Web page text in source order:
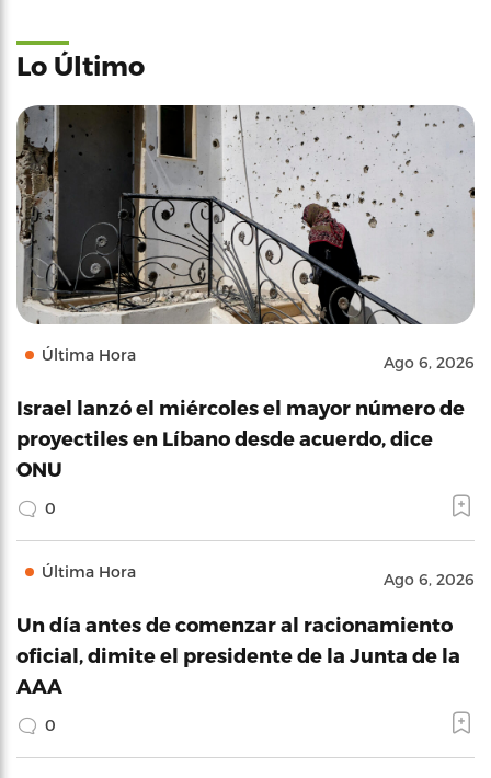
Lo Último
Última Hora Ago 6, 2026
Israel lanzó el miércoles el mayor número de
proyectiles en Líbano desde acuerdo, dice
ONU
0
Última Hora Ago 6, 2026
Un día antes de comenzar al racionamiento
oficial, dimite el presidente de la Junta de la
AAA
0